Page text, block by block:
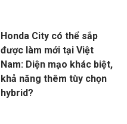
Honda City có thể sắp
được làm mới tại Việt
Nam: Diện mạo khác biệt,
khả năng thêm tùy chọn
hybrid?